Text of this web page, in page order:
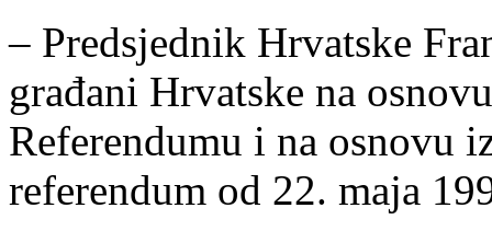
– Predsjednik Hrvatske
građani Hrvatske na
Referendumu i na osnovu
referendum od 22. maja